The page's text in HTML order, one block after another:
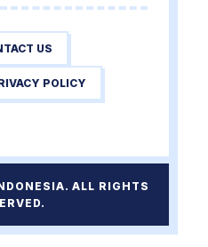
US
POLICY
ALL RIGHTS